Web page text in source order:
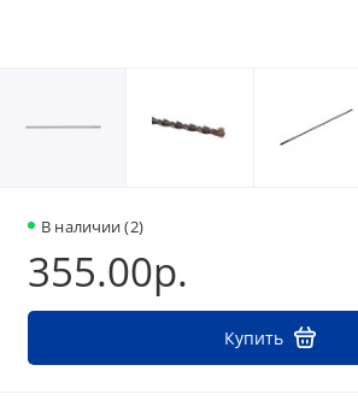
В наличии (2)
355.00р.
Купить